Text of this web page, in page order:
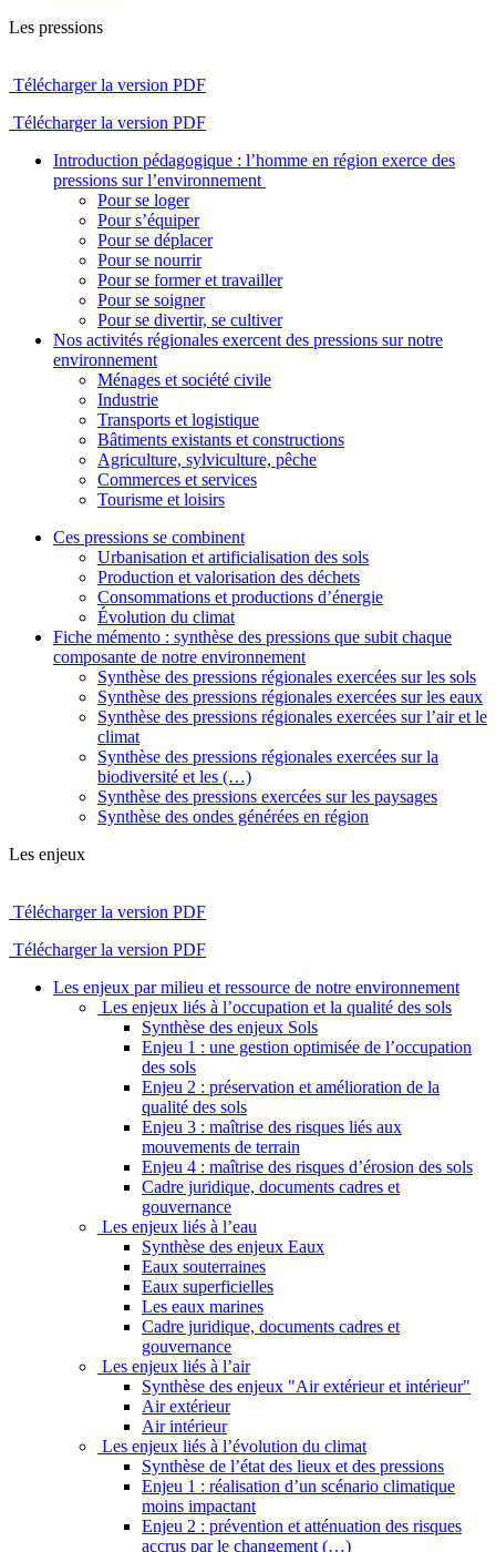
Les pressions
Télécharger la version PDF
Télécharger la version PDF
Introduction pédagogique : l’homme en région exerce des
pressions sur l’environnement
Pour se loger
Pour s’équiper
Pour se déplacer
Pour se nourrir
Pour se former et travailler
Pour se soigner
Pour se divertir, se cultiver
Nos activités régionales exercent des pressions sur notre
environnement
Ménages et société civile
Industrie
Transports et logistique
Bâtiments existants et constructions
Agriculture, sylviculture, pêche
Commerces et services
Tourisme et loisirs
Ces pressions se combinent
Urbanisation et artificialisation des sols
Production et valorisation des déchets
Consommations et productions d’énergie
Évolution du climat
Fiche mémento : synthèse des pressions que subit chaque
composante de notre environnement
Synthèse des pressions régionales exercées sur les sols
Synthèse des pressions régionales exercées sur les eaux
Synthèse des pressions régionales exercées sur l’air et le
climat
Synthèse des pressions régionales exercées sur la
biodiversité et les (…)
Synthèse des pressions exercées sur les paysages
Synthèse des ondes générées en région
Les enjeux
Télécharger la version PDF
Télécharger la version PDF
Les enjeux par milieu et ressource de notre environnement
Les enjeux liés à l’occupation et la qualité des sols
Synthèse des enjeux Sols
Enjeu 1 : une gestion optimisée de l’occupation
des sols
Enjeu 2 : préservation et amélioration de la
qualité des sols
Enjeu 3 : maîtrise des risques liés aux
mouvements de terrain
Enjeu 4 : maîtrise des risques d’érosion des sols
Cadre juridique, documents cadres et
gouvernance
Les enjeux liés à l’eau
Synthèse des enjeux Eaux
Eaux souterraines
Eaux superficielles
Les eaux marines
Cadre juridique, documents cadres et
gouvernance
Les enjeux liés à l’air
Synthèse des enjeux "Air extérieur et intérieur"
Air extérieur
Air intérieur
Les enjeux liés à l’évolution du climat
Synthèse de l’état des lieux et des pressions
Enjeu 1 : réalisation d’un scénario climatique
moins impactant
Enjeu 2 : prévention et atténuation des risques
accrus par le changement (…)